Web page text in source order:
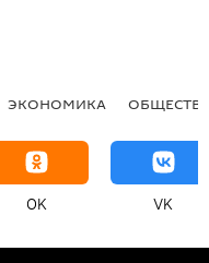
ЭКОНОМИКА
OK VK